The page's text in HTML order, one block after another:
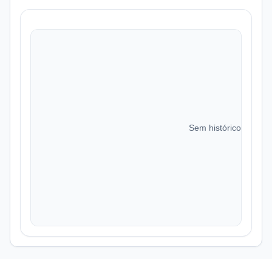
Sem histórico de